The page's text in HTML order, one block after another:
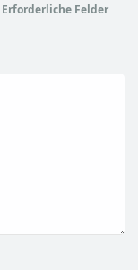
Erforderliche Felder